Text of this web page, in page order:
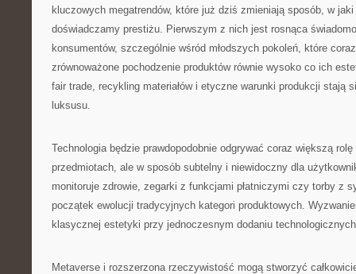
kluczowych megatrendów, które już dziś zmieniają sposób, w
doświadczamy prestiżu. Pierwszym z nich jest rosnąca
konsumentów, szczególnie wśród młodszych pokoleń, które
zrównoważone pochodzenie produktów równie wysoko co ich
fair trade, recykling materiałów i etyczne warunki produkcji stają
luksusu.
Technologia będzie prawdopodobnie odgrywać coraz większą
przedmiotach, ale w sposób subtelny i niewidoczny dla
monitoruje zdrowie, zegarki z funkcjami płatniczymi czy torby z
początek ewolucji tradycyjnych kategori produktowych.
klasycznej estetyki przy jednoczesnym dodaniu
Metaverse i rozszerzona rzeczywistość mogą stworzyć